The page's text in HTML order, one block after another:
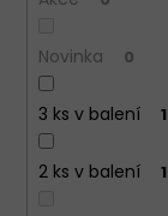
Novinka 0
3 ks v balení 1
2 ks v balení 1